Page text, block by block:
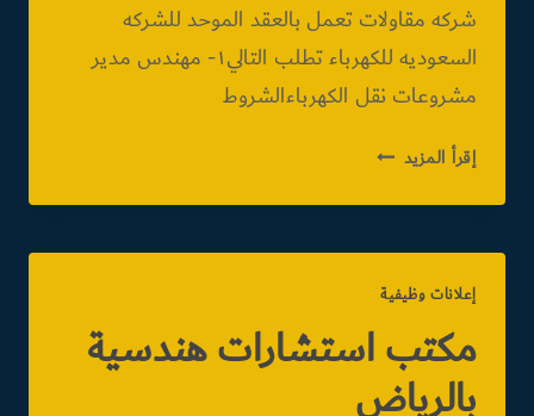
شركه مقاولات تعمل بالعقد الموحد للشركه
السعوديه للكهرباء تطلب التالي١- مهندس مدير
مشروعات نقل الكهرباءالشروط
إقرأ المزيد مطلوب
مقاولات
إعلانات وظيفية
مكتب استشارات هندسية
بالرياض